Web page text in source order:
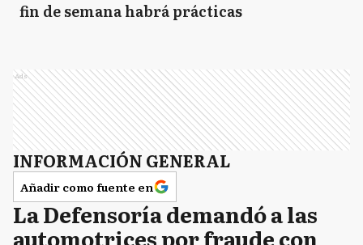
fin de semana habrá prácticas
Ads
INFORMACIÓN GENERAL
Añadir como fuente en
La Defensoría demandó a las
automotrices por fraude con